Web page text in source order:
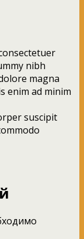
nibh
magna
enim ad minim
suscipit